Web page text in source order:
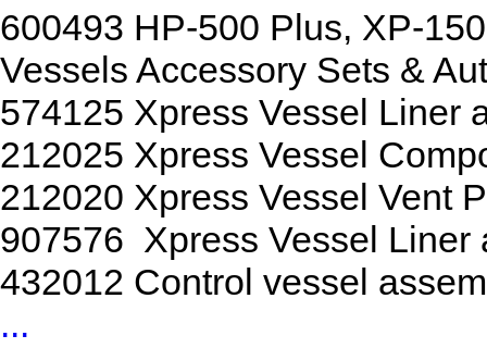
600493 HP-500 Plus, XP-
Vessels Accessory Sets &
574125 Xpress Vessel Liner
212025 Xpress Vessel
212020 Xpress Vessel Vent
907576 Xpress Vessel Liner
432012 Control vessel
...